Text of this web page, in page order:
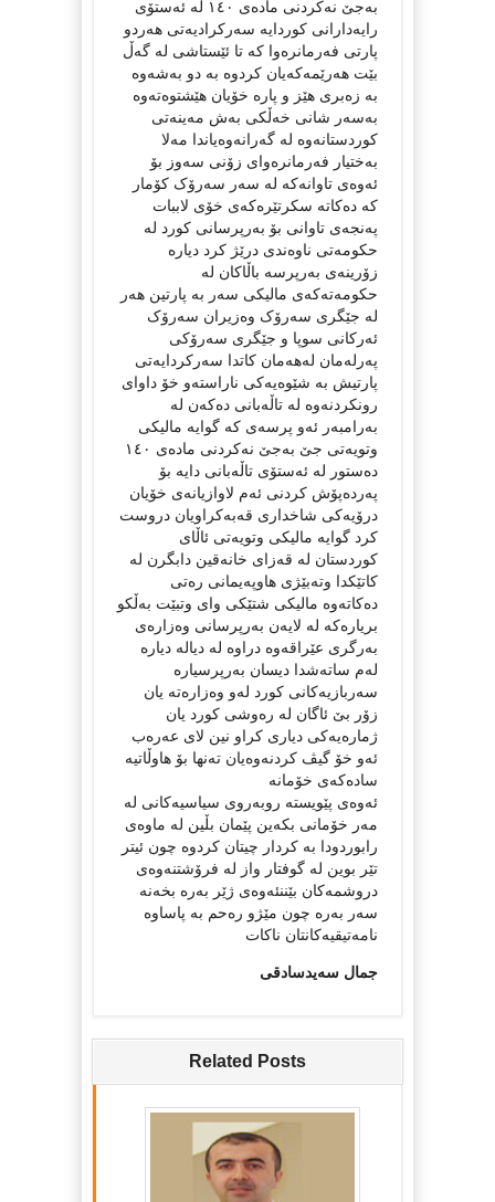
بەجێ نەکردنی مادەی ١٤٠ لە ئەستۆی
رایەدارانی کوردایە سەرکرادیەتی هەردو
پارتی فەرمانرەوا کە تا ئێستاشی لە گەڵ
بێت هەرێمەکەیان کردوە بە دو بەشەوە
بە زەبری هێز و پارە خۆیان هێشتوەتەوە
بەسەر شانی خەڵکی بەش مەینەتی
کوردستانەوە لە گەرانەوەیاندا مەلا
بەختیار فەرمانرەوای زۆنی سەوز بۆ
ئەوەی تاوانەکە لە سەر سەرۆک کۆمار
کە دەکاتە سکرتێرەکەی خۆی لاببات
پەنجەی تاوانی بۆ بەرپرسانی کورد لە
حکومەتی ناوەندی درێژ کرد دیارە
زۆرینەی بەرپرسە باڵاکان لە
حکومەتەکەی مالیکی سەر بە پارتین هەر
لە جێگری سەرۆک وەزیران سەرۆک
ئەرکانی سوپا و جێگری سەرۆکی
پەرلەمان لەهەمان کاتدا سەرکردایەتی
پارتیش بە شێوەیەکی ناراستەو خۆ داوای
رونکردنەوە لە تاڵەبانی دەکەن لە
بەرامبەر ئەو پرسەی کە گوایە مالیکی
وتویەتی جێ بەجێ نەکردنی مادەی ١٤٠
دەستور لە ئەستۆی تاڵەبانی دایە بۆ
پەردەپۆش کردنی ئەم لاوازیانەی خۆیان
درۆیەکی شاخداری قەبەکراویان دروست
کرد گوایە مالیکی وتویەتی ئاڵای
کوردستان لە قەزای خانەقین دابگرن لە
کاتێکدا وتەبێژی هاوپەیمانی رەتی
دەکاتەوە مالیکی شتێکی وای وتبێت بەڵکو
بریارەکە لە لایەن بەرپرسانی وەزارەی
بەرگری عێراقەوە دراوە لە دیالە دیارە
لەم ساتەشدا دیسان بەرپرسیارە
سەربازیەکانی کورد لەو وەزارەتە یان
زۆر بێ ئاگان لە رەوشی کورد یان
ژمارەیەکی دیاری کراو نین لای عەرەب
ئەو خۆ گیڤ کردنەوەیان تەنها بۆ هاوڵاتیە
سادەکەی خۆمانە
ئەوەی پێویستە روبەروی سیاسیەکانی لە
مەر خۆمانی بکەین پێمان بڵین لە ماوەی
رابوردودا بە کردار چیتان کردوە چون ئیتر
تێر بوین لە گوفتار واز لە فرۆشتنەوەی
دروشمەکان بێننئەوەی ژێر بەرە بخەنە
سەر بەرە چون مێژو رەحم بە پاساوە
نامەتیقیەکانتان ناکات
جمال سەیدسادقی
Related Posts